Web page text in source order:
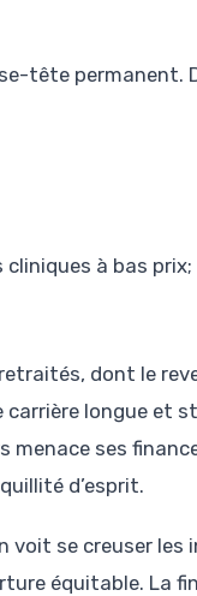
tête permanent.
à bas prix;
dont le
longue et
menace ses
d’esprit.
se creuser les
équitable. La